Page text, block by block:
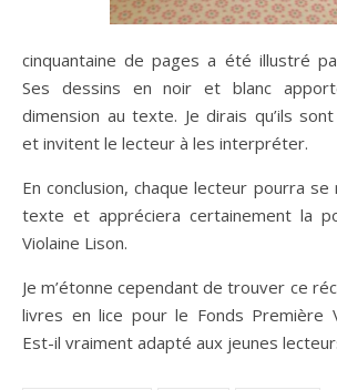
cinquantaine de pages a été illustré
Ses dessins en noir et blanc
dimension au texte. Je dirais qu’ils
et invitent le lecteur à les interpréter.
En conclusion, chaque lecteur pourra
texte et appréciera certainement la
Violaine Lison.
Je m’étonne cependant de trouver ce
livres en lice pour le Fonds Première
Est-il vraiment adapté aux jeunes